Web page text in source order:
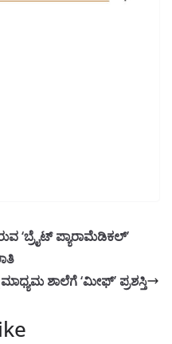
‘ಬ್ರೈಟ್ ಪ್ಯಾರಾಮೆಡಿಕಲ್’
ಶಾಲೆಗೆ ‘ಮೀಫ್’ ಪ್ರಶಸ್ತಿ